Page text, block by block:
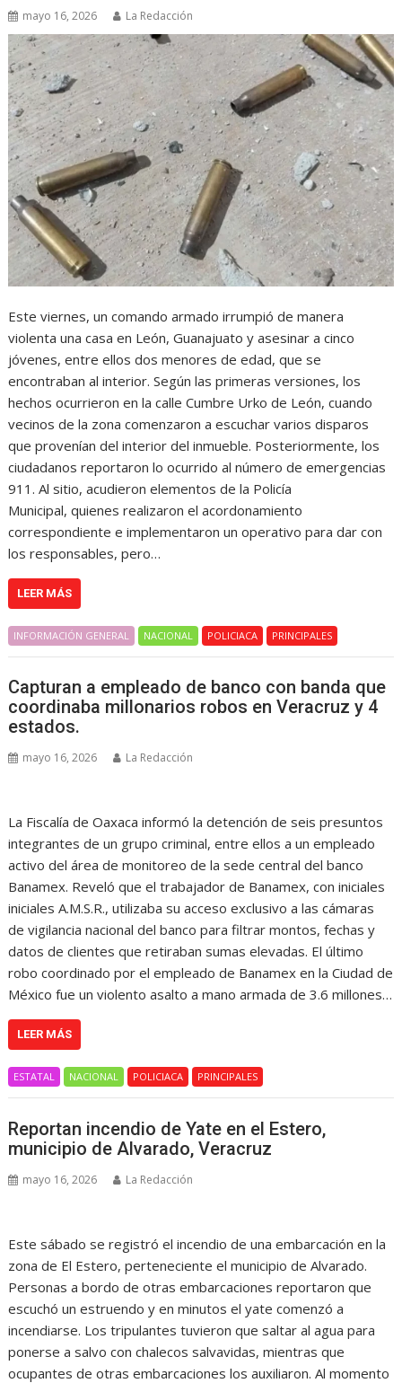
mayo 16, 2026 La Redacción
Este viernes, un comando armado irrumpió de manera
violenta una casa en León, Guanajuato y asesinar a cinco
jóvenes, entre ellos dos menores de edad, que se
encontraban al interior. Según las primeras versiones, los
hechos ocurrieron en la calle Cumbre Urko de León, cuando
vecinos de la zona comenzaron a escuchar varios disparos
que provenían del interior del inmueble. Posteriormente, los
ciudadanos reportaron lo ocurrido al número de emergencias
911. Al sitio, acudieron elementos de la Policía
Municipal, quienes realizaron el acordonamiento
correspondiente e implementaron un operativo para dar con
los responsables, pero…
LEER MÁS
INFORMACIÓN GENERAL NACIONAL POLICIACA PRINCIPALES
Capturan a empleado de banco con banda que
coordinaba millonarios robos en Veracruz y 4
estados.
mayo 16, 2026 La Redacción
La Fiscalía de Oaxaca informó la detención de seis presuntos
integrantes de un grupo criminal, entre ellos a un empleado
activo del área de monitoreo de la sede central del banco
Banamex. Reveló que el trabajador de Banamex, con iniciales
iniciales A.M.S.R., utilizaba su acceso exclusivo a las cámaras
de vigilancia nacional del banco para filtrar montos, fechas y
datos de clientes que retiraban sumas elevadas. El último
robo coordinado por el empleado de Banamex en la Ciudad de
México fue un violento asalto a mano armada de 3.6 millones…
LEER MÁS
ESTATAL NACIONAL POLICIACA PRINCIPALES
Reportan incendio de Yate en el Estero,
municipio de Alvarado, Veracruz
mayo 16, 2026 La Redacción
Este sábado se registró el incendio de una embarcación en la
zona de El Estero, perteneciente el municipio de Alvarado.
Personas a bordo de otras embarcaciones reportaron que
escuchó un estruendo y en minutos el yate comenzó a
incendiarse. Los tripulantes tuvieron que saltar al agua para
ponerse a salvo con chalecos salvavidas, mientras que
ocupantes de otras embarcaciones los auxiliaron. Al momento